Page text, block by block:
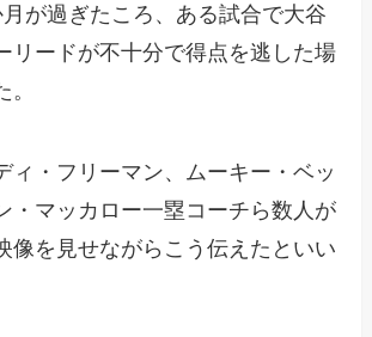
が過ぎたころ、ある試合で大谷
リードが不十分で得点を逃した場
ィ・フリーマン、ムーキー・ベッ
・マッカロー一塁コーチら数人が
像を見せながらこう伝えたといい